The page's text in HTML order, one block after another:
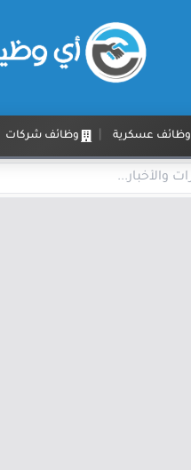
وظائف عسكرية وظائف شركات